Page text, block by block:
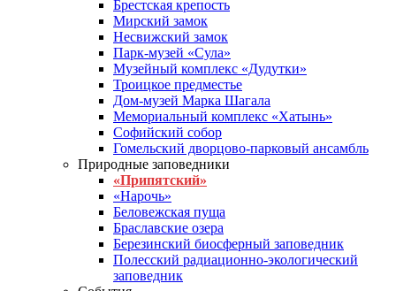
Брестская крепость
Мирский замок
Несвижский замок
Парк-музей «Сула»
Музейный комплекс «Дудутки»
Троицкое предместье
Дом-музей Марка Шагала
Мемориальный комплекс «Хатынь»
Софийский собор
Гомельский дворцово-парковый ансамбль
Природные заповедники
«Припятский»
«Нарочь»
Беловежская пуща
Браславские озера
Березинский биосферный заповедник
Полесский радиационно-экологический
заповедник